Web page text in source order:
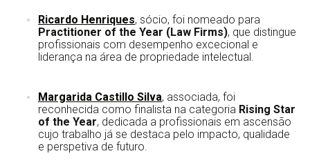
Ricardo Henriques, sócio, foi nomeado para
Practitioner of the Year (Law Firms), que distingue
profissionais com desempenho excecional e
liderança na área de propriedade intelectual.
Margarida Castillo Silva, associada, foi
reconhecida como finalista na categoria Rising Star
of the Year, dedicada a profissionais em ascensão
cujo trabalho já se destaca pelo impacto, qualidade
e perspetiva de futuro.